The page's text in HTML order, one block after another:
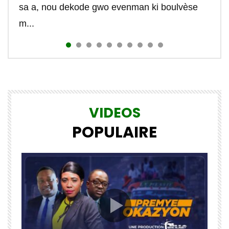
sa a, nou dekode gwo evenman ki boulvèse
m...
VIDEOS
POPULAIRE